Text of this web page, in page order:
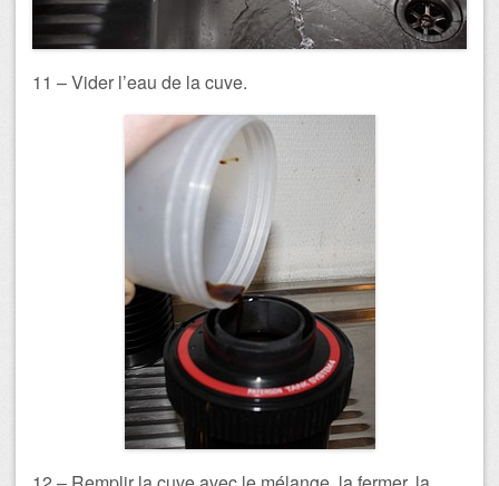
11 – Vider l’eau de la cuve.